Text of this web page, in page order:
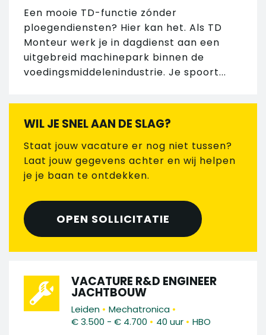
Een mooie TD-functie zónder
ploegendiensten? Hier kan het. Als TD
Monteur werk je in dagdienst aan een
uitgebreid machinepark binnen de
voedingsmiddelenindustrie. Je spoort...
WIL JE SNEL AAN DE SLAG?
Staat jouw vacature er nog niet tussen?
Laat jouw gegevens achter en wij helpen
je je baan te ontdekken.
OPEN SOLLICITATIE
VACATURE R&D ENGINEER
JACHTBOUW
Leiden • Mechatronica •
€ 3.500 - € 4.700 • 40 uur • HBO